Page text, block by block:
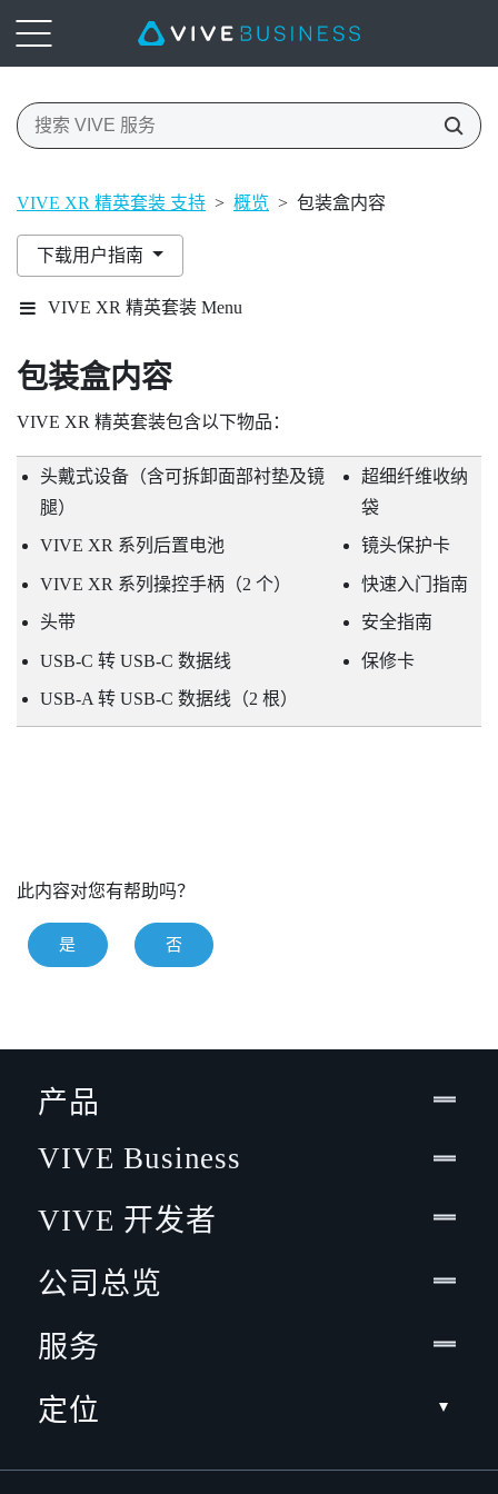
VIVE XR 精英套装 支持 > 概览 > 包装盒内容
下载用户指南
VIVE XR 精英套装 Menu
包装盒内容
VIVE XR 精英套装包含以下物品：
头戴式设备（含可拆卸面部衬垫及镜
腿）
VIVE XR 系列后置电池
VIVE XR 系列操控手柄 （2 个）
头带
USB-C 转 USB-C 数据线
USB-A 转 USB-C 数据线（2 根）
超细纤维收纳
袋
镜头保护卡
快速入门指南
安全指南
保修卡
此内容对您有帮助吗？
是 否
产品
VIVE Business
VIVE 开发者
公司总览
服务
定位